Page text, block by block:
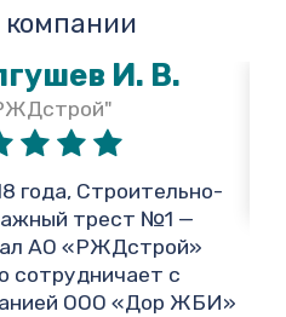
И. В.
года, Строительно-
трест №1 —
АО «РЖДстрой»
сотрудничает с
ООО «Дор ЖБИ»